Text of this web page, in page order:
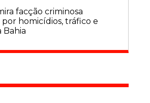
facção criminosa
homicídios, tráfico e
Bahia